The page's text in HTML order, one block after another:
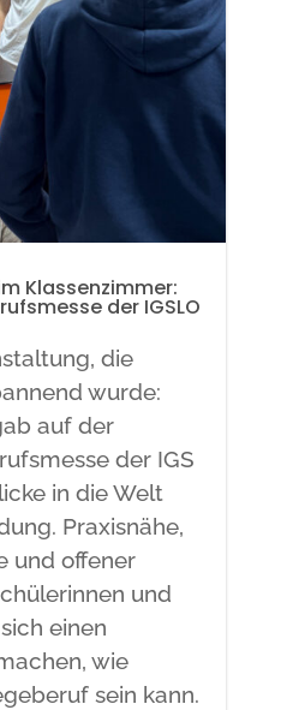
Klassenzimmer:
der IGSLO
die
wurde:
auf der
der IGS
in die Welt
Praxisnähe,
und offener
und
einen
wie
sein kann.